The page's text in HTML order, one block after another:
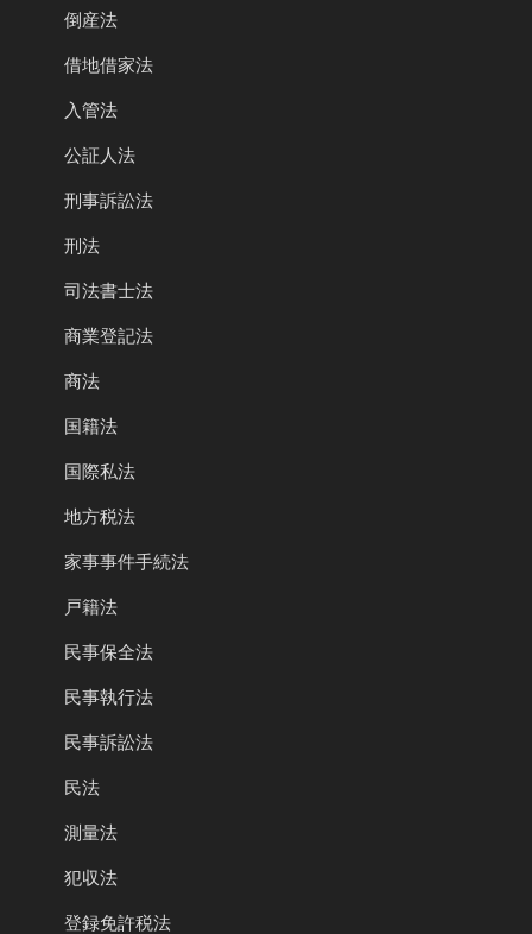
倒産法
借地借家法
入管法
公証人法
刑事訴訟法
刑法
司法書士法
商業登記法
商法
国籍法
国際私法
地方税法
家事事件手続法
戸籍法
民事保全法
民事執行法
民事訴訟法
民法
測量法
犯収法
登録免許税法